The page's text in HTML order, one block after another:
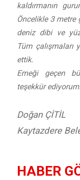
kaldırmanın
Öncelikle 3 metre
deniz dibi ve
Tüm çalışmaları
ettik.
Emeği geçen
teşekkür ediyorum.
Doğan ÇİTİL
Kaytazdere
HABER